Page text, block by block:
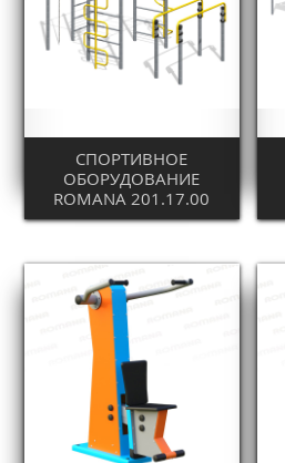
СПОРТИВНОЕ
ОБОРУДОВАНИЕ
ROMANA 201.17.00